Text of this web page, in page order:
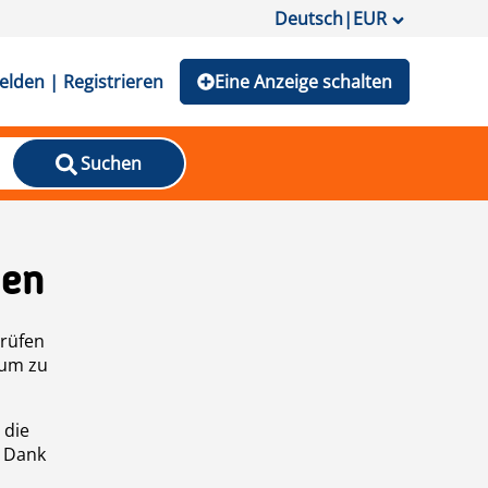
Deutsch|EUR
| Registrieren Eine Anzeige schalten
Suchen
zu
die